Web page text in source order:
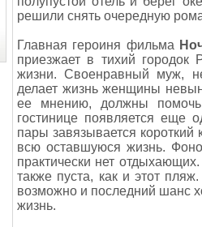
решили снять очередную
Главная героиня фильма
приезжает в тихий городок
жизни. Своенравный муж,
делает жизнь женщины
ее мнению, должны
гостинице появляется еще
пары завязывается
всю оставшуюся жизнь.
практически нет
также пуста, как и этот
возможно и последний шанс
жизнь.